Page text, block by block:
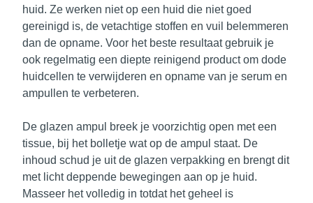
huid. Ze werken niet op een huid die niet goed
gereinigd is, de vetachtige stoffen en vuil belemmeren
dan de opname. Voor het beste resultaat gebruik je
ook regelmatig een diepte reinigend product om dode
huidcellen te verwijderen en opname van je serum en
ampullen te verbeteren.
De glazen ampul breek je voorzichtig open met een
tissue, bij het bolletje wat op de ampul staat. De
inhoud schud je uit de glazen verpakking en brengt dit
met licht deppende bewegingen aan op je huid.
Masseer het volledig in totdat het geheel is